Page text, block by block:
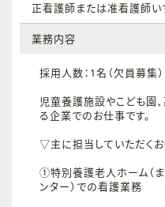
正看護師または准看護師
業務内容
採用人数：1名（欠員募集）
児童養護施設やこども園
る企業でのお仕事です。
▽主に担当していただく
①特別養護老人ホーム（
ンター）での看護業務